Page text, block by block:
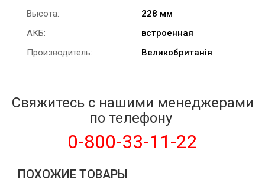
Высота:
228 мм
АКБ:
встроенная
Производитель:
Великобританія
Свяжитесь с нашими менеджерами
по телефону
0-800-33-11-22
ПОХОЖИЕ ТОВАРЫ